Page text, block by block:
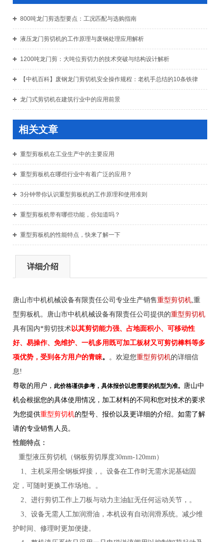
800吨龙门剪选型要点：工况匹配与选购指南
液压龙门剪切机的工作原理与废钢处理应用解析
1200吨龙门剪：大吨位剪切力的技术突破与结构设计解析
【中机百科】废钢龙门剪切机安全操作规程：老机手总结的10条铁律
龙门式剪切机在建筑行业中的应用前景
相关文章
重型剪板机在工业生产中的主要应用
重型剪板机在哪些行业中有着广泛的应用？
3分钟带你认识重型剪板机的工作原理和使用准则
重型剪板机带有哪些功能，你知道吗？
重型剪板机的性能特点，快来了解一下
详细介绍
唐山市中机机械设备有限责任公司专业生产销售重型剪切机 ,重
型剪板机。唐山市中机机械设备有限责任公司提供的重型剪切机
具有国内*剪切技术 以其剪切能力强、占地面积小、可移动性
好、易操作、免维护、一机多用既可加工板材又可剪切棒料等多
项优势，受到各方用户的青睐。 。欢迎您重型剪切机的详细信
息!
尊敬的用户， 此价格谨供参考，具体报价以您需要的机型为准。
唐山中
机会根据您的具体使用情况，加工材料的不同和您对技术的要求
为您提供重型剪切机的型号、报价以及更详细的介绍。如需了解
请的专业销售人员。
性能特点：
重型液压剪切机（钢板剪切厚度30mm-120mm）
1、主机采用全钢板焊接，。设备在工作时无需水泥基础固
定，可随时更换工作场地。。
2、进行剪切工作上刀板与动力主油缸无任何运动关节，。
3、设备无需人工加润滑油，本机设有自动润滑系统。减少维
护时间、修理时更加便捷。